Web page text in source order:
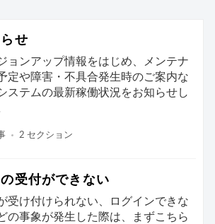
せ
ョンアップ情報をはじめ、メンテナ
定や障害・不具合発生時のご案内な
ステムの最新稼働状況をお知らせし
2 セクション
受付ができない
受け付けられない、ログインできな
の事象が発生した際は、まずこちら